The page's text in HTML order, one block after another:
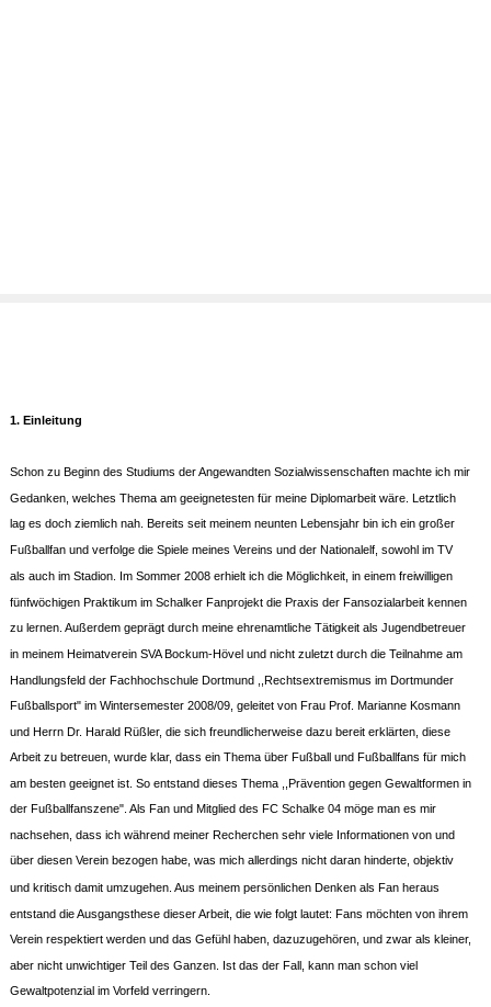
1. Einleitung
Schon zu Beginn des Studiums der Angewandten Sozialwissenschaften machte ich mir
Gedanken, welches Thema am geeignetesten für meine Diplomarbeit wäre. Letztlich
lag es doch ziemlich nah. Bereits seit meinem neunten Lebensjahr bin ich ein großer
Fußballfan und verfolge die Spiele meines Vereins und der Nationalelf, sowohl im TV
als auch im Stadion. Im Sommer 2008 erhielt ich die Möglichkeit, in einem freiwilligen
fünfwöchigen Praktikum im Schalker Fanprojekt die Praxis der Fansozialarbeit kennen
zu lernen. Außerdem geprägt durch meine ehrenamtliche Tätigkeit als Jugendbetreuer
in meinem Heimatverein SVA Bockum-Hövel und nicht zuletzt durch die Teilnahme am
Handlungsfeld der Fachhochschule Dortmund ,,Rechtsextremismus im Dortmunder
Fußballsport" im Wintersemester 2008/09, geleitet von Frau Prof. Marianne Kosmann
und Herrn Dr. Harald Rüßler, die sich freundlicherweise dazu bereit erklärten, diese
Arbeit zu betreuen, wurde klar, dass ein Thema über Fußball und Fußballfans für mich
am besten geeignet ist. So entstand dieses Thema ,,Prävention gegen Gewaltformen in
der Fußballfanszene". Als Fan und Mitglied des FC Schalke 04 möge man es mir
nachsehen, dass ich während meiner Recherchen sehr viele Informationen von und
über diesen Verein bezogen habe, was mich allerdings nicht daran hinderte, objektiv
und kritisch damit umzugehen. Aus meinem persönlichen Denken als Fan heraus
entstand die Ausgangsthese dieser Arbeit, die wie folgt lautet: Fans möchten von ihrem
Verein respektiert werden und das Gefühl haben, dazuzugehören, und zwar als kleiner,
aber nicht unwichtiger Teil des Ganzen. Ist das der Fall, kann man schon viel
Gewaltpotenzial im Vorfeld verringern.